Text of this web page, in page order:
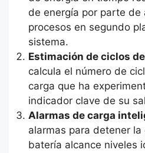
de energía por parte de
procesos en segundo
sistema.
Estimación de ciclos
calcula el número de
carga que ha
indicador clave de su
Alarmas de carga
alarmas para detener la
batería alcance niveles